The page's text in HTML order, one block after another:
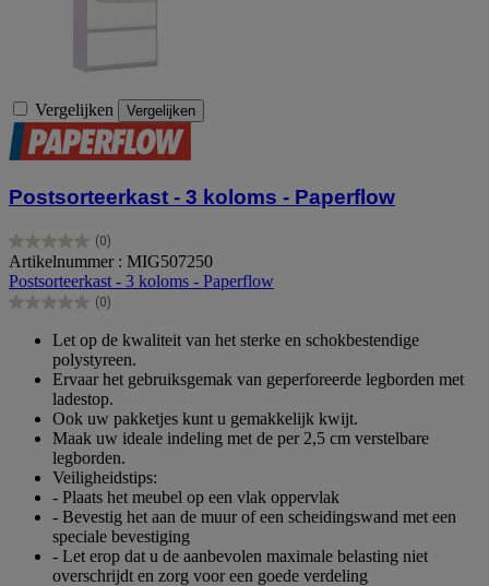
Vergelijken Vergelijken
Postsorteerkast - 3 koloms - Paperflow
(0)
0.0
van
de
5
Artikelnummer : MIG507250
Postsorteerkast - 3 koloms - Paperflow
(0)
0.0
sterren.
Let op de kwaliteit van het sterke en schokbestendige
polystyreen.
Ervaar het gebruiksgemak van geperforeerde legborden met
ladestop.
Ook uw pakketjes kunt u gemakkelijk kwijt.
Maak uw ideale indeling met de per 2,5 cm verstelbare
legborden.
Veiligheidstips:
- Plaats het meubel op een vlak oppervlak
- Bevestig het aan de muur of een scheidingswand met een
speciale bevestiging
- Let erop dat u de aanbevolen maximale belasting niet
overschrijdt en zorg voor een goede verdeling